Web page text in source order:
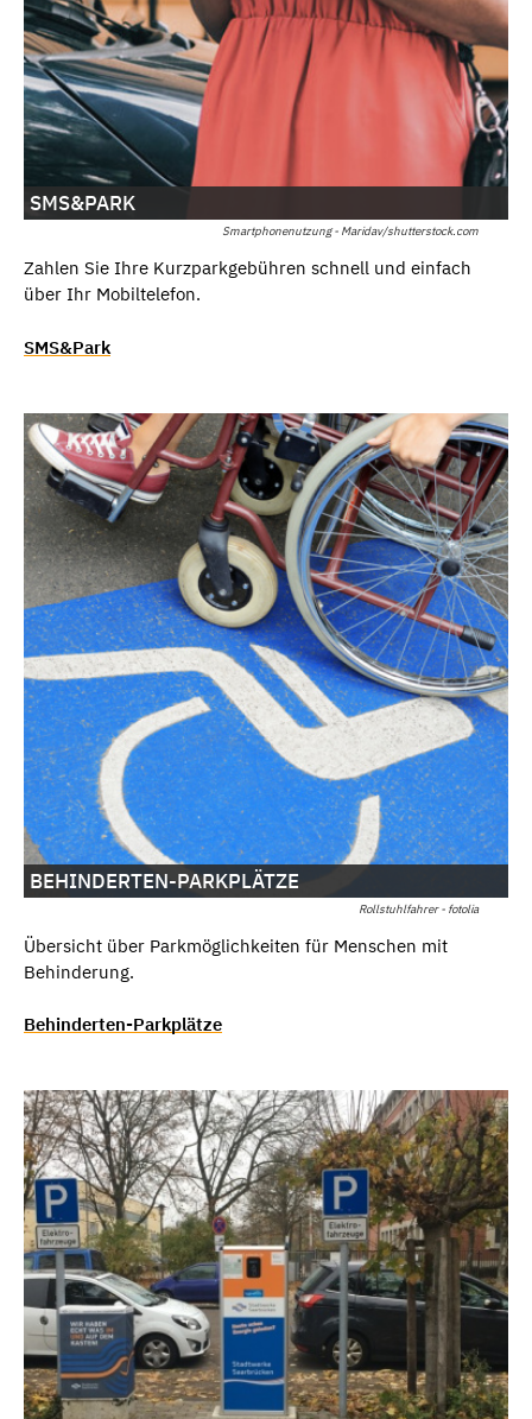
Smartphonenutzung - Maridav/shutterstock.com
SMS&PARK
Zahlen Sie Ihre Kurzparkgebühren schnell und einfach
über Ihr Mobiltelefon.
SMS&Park
Rollstuhlfahrer - fotolia
BEHINDERTEN-PARKPLÄTZE
Übersicht über Parkmöglichkeiten für Menschen mit
Behinderung.
Behinderten-Parkplätze